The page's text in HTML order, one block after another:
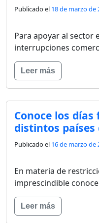
Publicado el 18 de marzo de
Para apoyar al sector
interrupciones
Leer más
Conoce los
distintos países
Publicado el 16 de marzo de
En materia de
imprescindible
Leer más